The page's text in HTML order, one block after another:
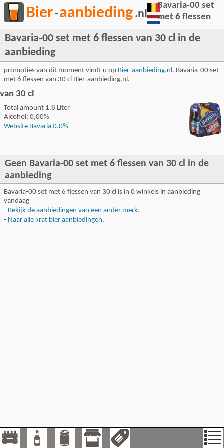
Bier-aanbieding .nl
Bavaria-00 set met 6 flessen van 30 cl in de
aanbieding
promoties van dit moment vindt u op Bier-aanbieding.nl. Bavaria-00 set
met 6 flessen van 30 cl Bier-aanbieding.nl.
Bavaria-00 set
met 6 flessen
van 30 cl
Total amount 1.8 Liter
Alcohol: 0,00%
Website Bavaria 0.0%
Geen Bavaria-00 set met 6 flessen van 30 cl in de
aanbieding
Bavaria-00 set met 6 flessen van 30 cl is in 0 winkels in aanbieding
vandaag
- Bekijk de aanbiedingen van een ander merk.
- Naar alle krat bier aanbiedingen.